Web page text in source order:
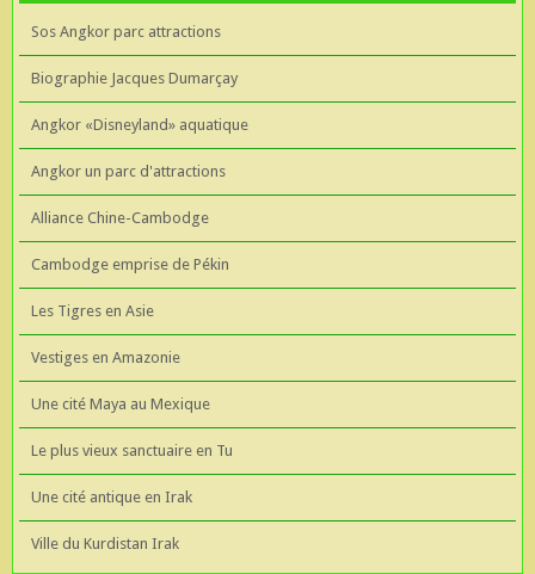
Sos Angkor parc attractions
Biographie Jacques Dumarçay
Angkor «Disneyland» aquatique
Angkor un parc d'attractions
Alliance Chine-Cambodge
Cambodge emprise de Pékin
Les Tigres en Asie
Vestiges en Amazonie
Une cité Maya au Mexique
Le plus vieux sanctuaire en Tu
Une cité antique en Irak
Ville du Kurdistan Irak